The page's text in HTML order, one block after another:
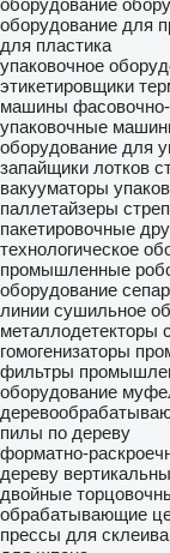
оборудование
оборудование для
для пластика
упаковочное
этикетировщики
машины
упаковочные
оборудование для
запайщики лотков
вакууматоры
паллетайзеры
пакетировочные
технологическое
промышленные
оборудование
линии сушильное
металлодетекторы
гомогенизаторы
фильтры
оборудование
пилы по дереву
форматно-
дереву
двойные
обрабатывающие
прессы для